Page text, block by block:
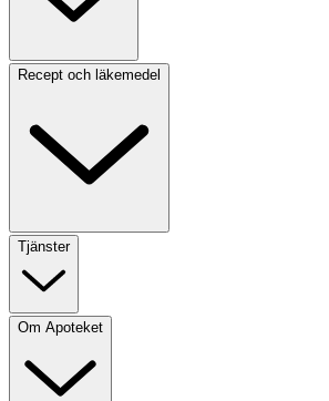
Recept och läkemedel
Tjänster
Om Apoteket